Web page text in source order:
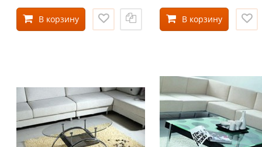
В корзину В корзину